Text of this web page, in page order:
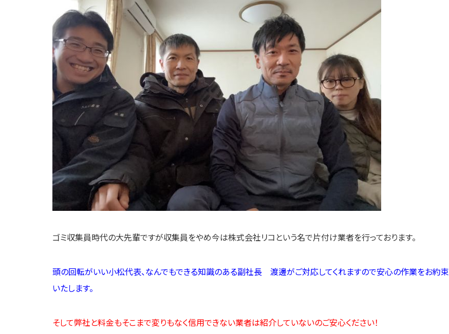
ゴミ収集員時代の大先輩ですが収集員をやめ今は株式会社リコという名で片付け業者を行っております。
頭の回転がいい小松代表、なんでもできる知識のある副社長 渡邊がご対応してくれますので安心の作業をお約束
いたします。
そして弊社と料金もそこまで変りもなく信用できない業者は紹介していないのご安心ください！